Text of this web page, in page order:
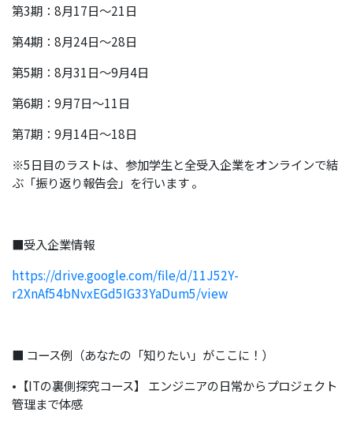
第3期：8月17日〜21日
第4期：8月24日〜28日
第5期：8月31日〜9月4日
第6期：9月7日〜11日
第7期：9月14日〜18日
※5日目のラストは、参加学生と全受入企業をオンラインで結
ぶ「振り返り報告会」を行います 。
■受入企業情報
https://drive.google.com/file/d/11J52Y-
r2XnAf54bNvxEGd5IG33YaDum5/view
■ コース例（あなたの「知りたい」がここに！）
•【ITの裏側探究コース】 エンジニアの日常からプロジェクト
管理まで体感